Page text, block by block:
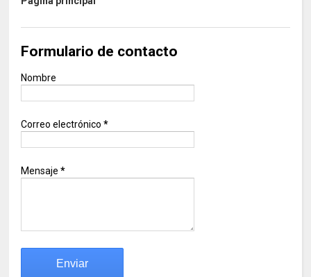
Formulario de contacto
Nombre
Correo electrónico*
Mensaje*